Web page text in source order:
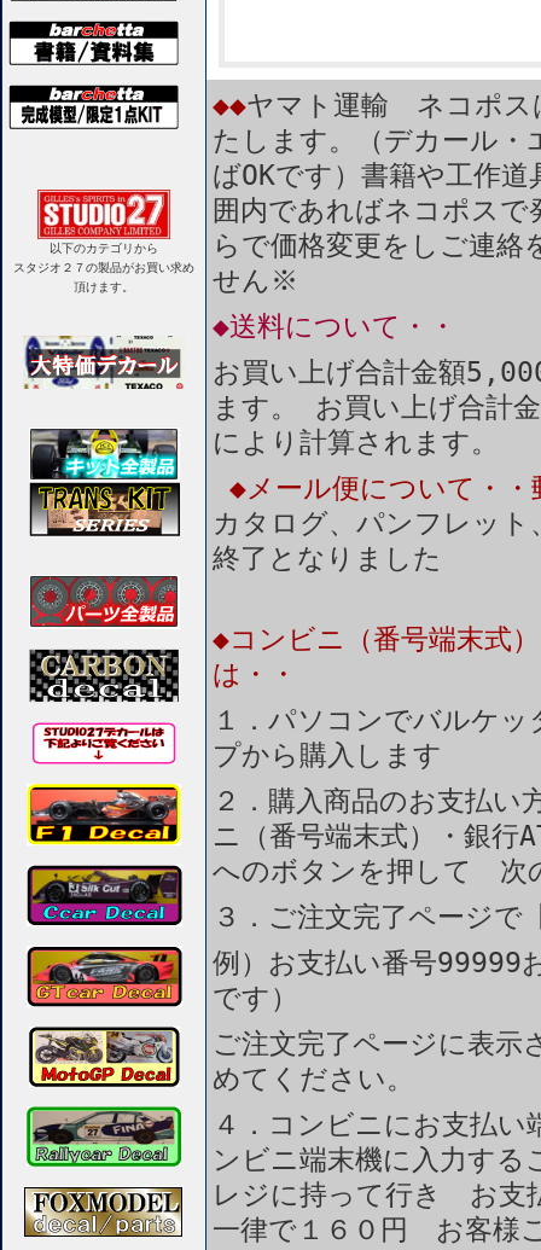
以下のカテゴリから
スタジオ２７の製品がお買い求め
頂けます。
◆◆ヤマト運輸 ネコポス
たします。（デカール・
ばOKです）書籍や工作
囲内であればネコポス
らで価格変更をしご連
せん※
◆送料について・・
お買い上げ合計金額
ます。 お買い上げ合計
により計算されます。
◆メール便について・・
カタログ、パンフレッ
終了となりました
◆コンビニ（番号端末式
は・・
１．パソコンでバルケッ
プから購入します
２．購入商品のお支払
ニ（番号端末式）・銀
へのボタンを押して 次
３．ご注文完了ページで
例）お支払い番号
です）
ご注文完了ページに表
めてください。
４．コンビニにお支払
ンビニ端末機に入力す
レジに持って行き お支
一律で１６０円 お客様